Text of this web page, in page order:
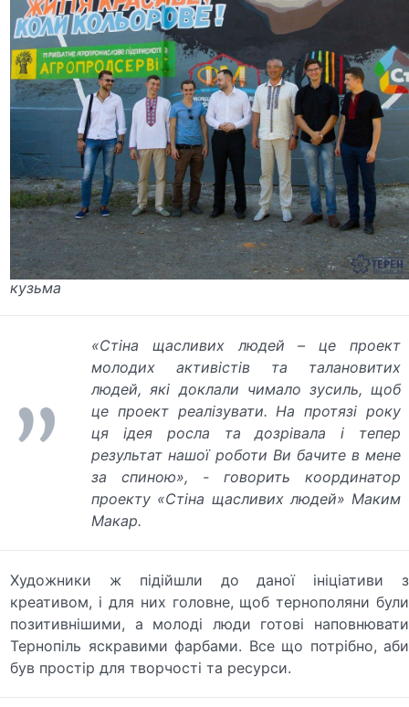
кузьма
«Стіна щасливих людей – це проект
молодих активістів та талановитих
людей, які доклали чимало зусиль, щоб
це проект реалізувати. На протязі року
ця ідея росла та дозрівала і тепер
результат нашої роботи Ви бачите в мене
за спиною», - говорить координатор
проекту «Стіна щасливих людей» Маким
Макар.
Художники ж підійшли до даної ініціативи з
креативом, і для них головне, щоб тернополяни були
позитивнішими, а молоді люди готові наповнювати
Тернопіль яскравими фарбами. Все що потрібно, аби
був простір для творчості та ресурси.